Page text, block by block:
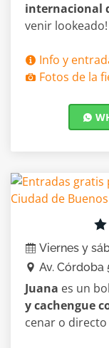
internacional
venir lookeado!
Info y
Fotos de la
Viernes y
Av. Córdoba
Juana es un
y cachengue
cenar o